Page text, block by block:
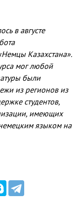
в августе
Казахстана».
мог любой
были
из регионов из
студентов,
имеющих
языком на